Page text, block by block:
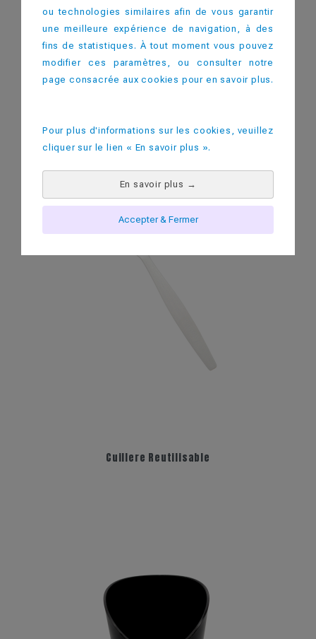
Couteau Reutilisable
Cuillere Reutilisable
ou technologies similaires afin de vous garantir
une meilleure expérience de navigation, à des
fins de statistiques. À tout moment vous pouvez
modifier ces paramètres, ou consulter notre
page consacrée aux cookies pour en savoir plus.
Pour plus d'informations sur les cookies, veuillez
cliquer sur le lien « En savoir plus ».
En savoir plus →
Accepter & Fermer